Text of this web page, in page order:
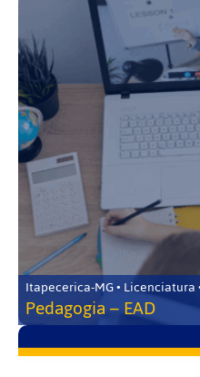
Itapecerica-MG • Licenciatura
Pedagogia – EAD